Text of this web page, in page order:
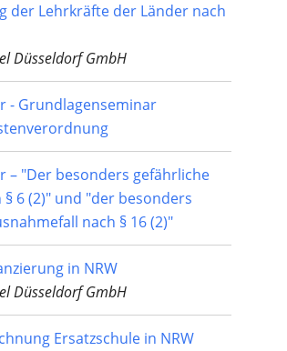
der Lehrkräfte der Länder nach
Düsseldorf GmbH
- Grundlagenseminar
– "Der besonders gefährliche
§ 6 (2)" und "der besonders
nach § 16 (2)"
in NRW
Düsseldorf GmbH
Ersatzschule in NRW